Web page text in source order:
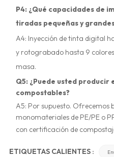
P4: ¿Qué capacidades de
tiradas pequeñas y
A4: Inyección de tinta digital
y rotograbado hasta 9
masa.
Q5: ¿Puede usted producir
compostables?
A5: Por supuesto. Ofrecemos
monomateriales de PE/PE o
con certificación de
ETIQUETAS CALIENTES :